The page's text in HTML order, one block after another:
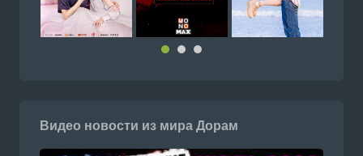
Видео новости из мира Дорам